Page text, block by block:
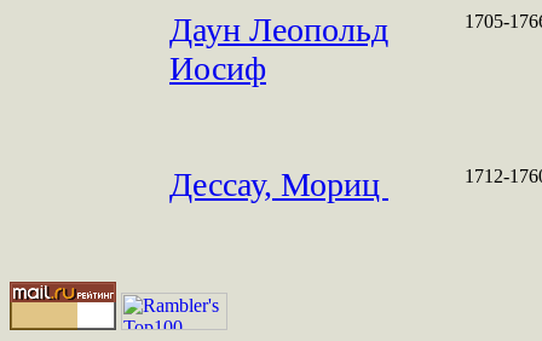
Даун Леопольд
Иосиф
1705-
Дессау, Мориц 1712-